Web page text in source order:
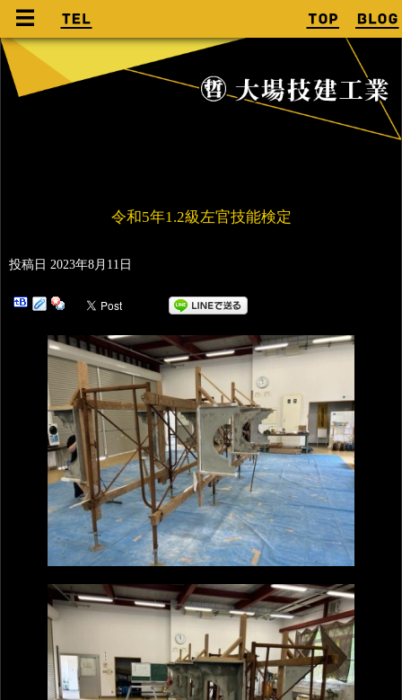
令和5年1.2級左官技能検定
投稿日 2023年8月11日